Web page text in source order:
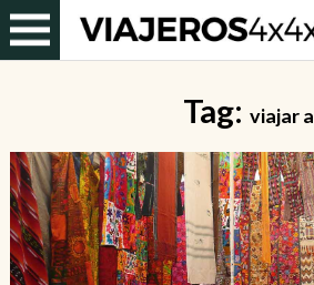
Tag: viajar a